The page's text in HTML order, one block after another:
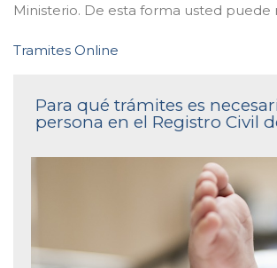
Ministerio. De esta forma usted
Tramites Online
Para qué trámites es
persona en el Registro Civil